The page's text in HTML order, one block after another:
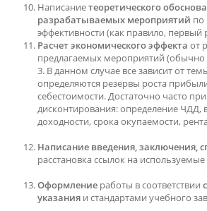
Написаниетеоретического
разрабатываемых мероприятий
эффективности (как правило, первый
Расчет экономического эффекта от
предлагаемых мероприятий (обычно
3. В данном случае все зависит от
определяются резервы роста
себестоимости. Достаточно часто
дисконтирования: определение ЧДД,
доходности, срока окупаемости,
Написание введения, заключения,
расстановка ссылок на
Оформление работы в соответствии
указания и стандартами учебного